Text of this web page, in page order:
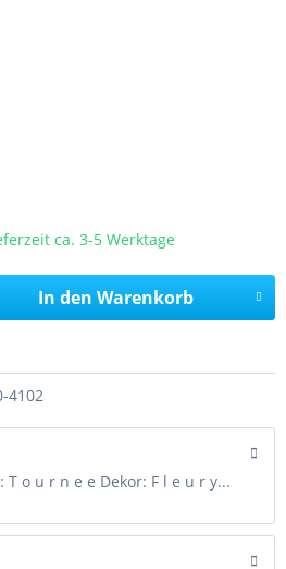
ca. 3-5 Werktage
In den Warenkorb
4102
o u r n e e Dekor: F l e u r y...